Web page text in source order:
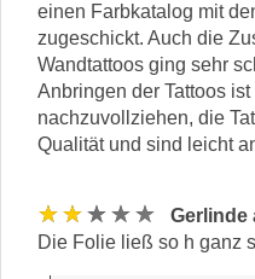
einen Farbkatalog mit
zugeschickt. Auch die
Wandtattoos ging sehr
Anbringen der Tattoos
nachzuvollziehen, die
Qualität und sind leicht
★★★★★
Gerlinde
Die Folie ließ so h ganz